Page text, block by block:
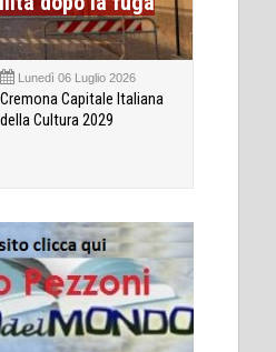
Lunedì 06 Luglio 2026
Cremona Capitale Italiana
della Cultura 2029